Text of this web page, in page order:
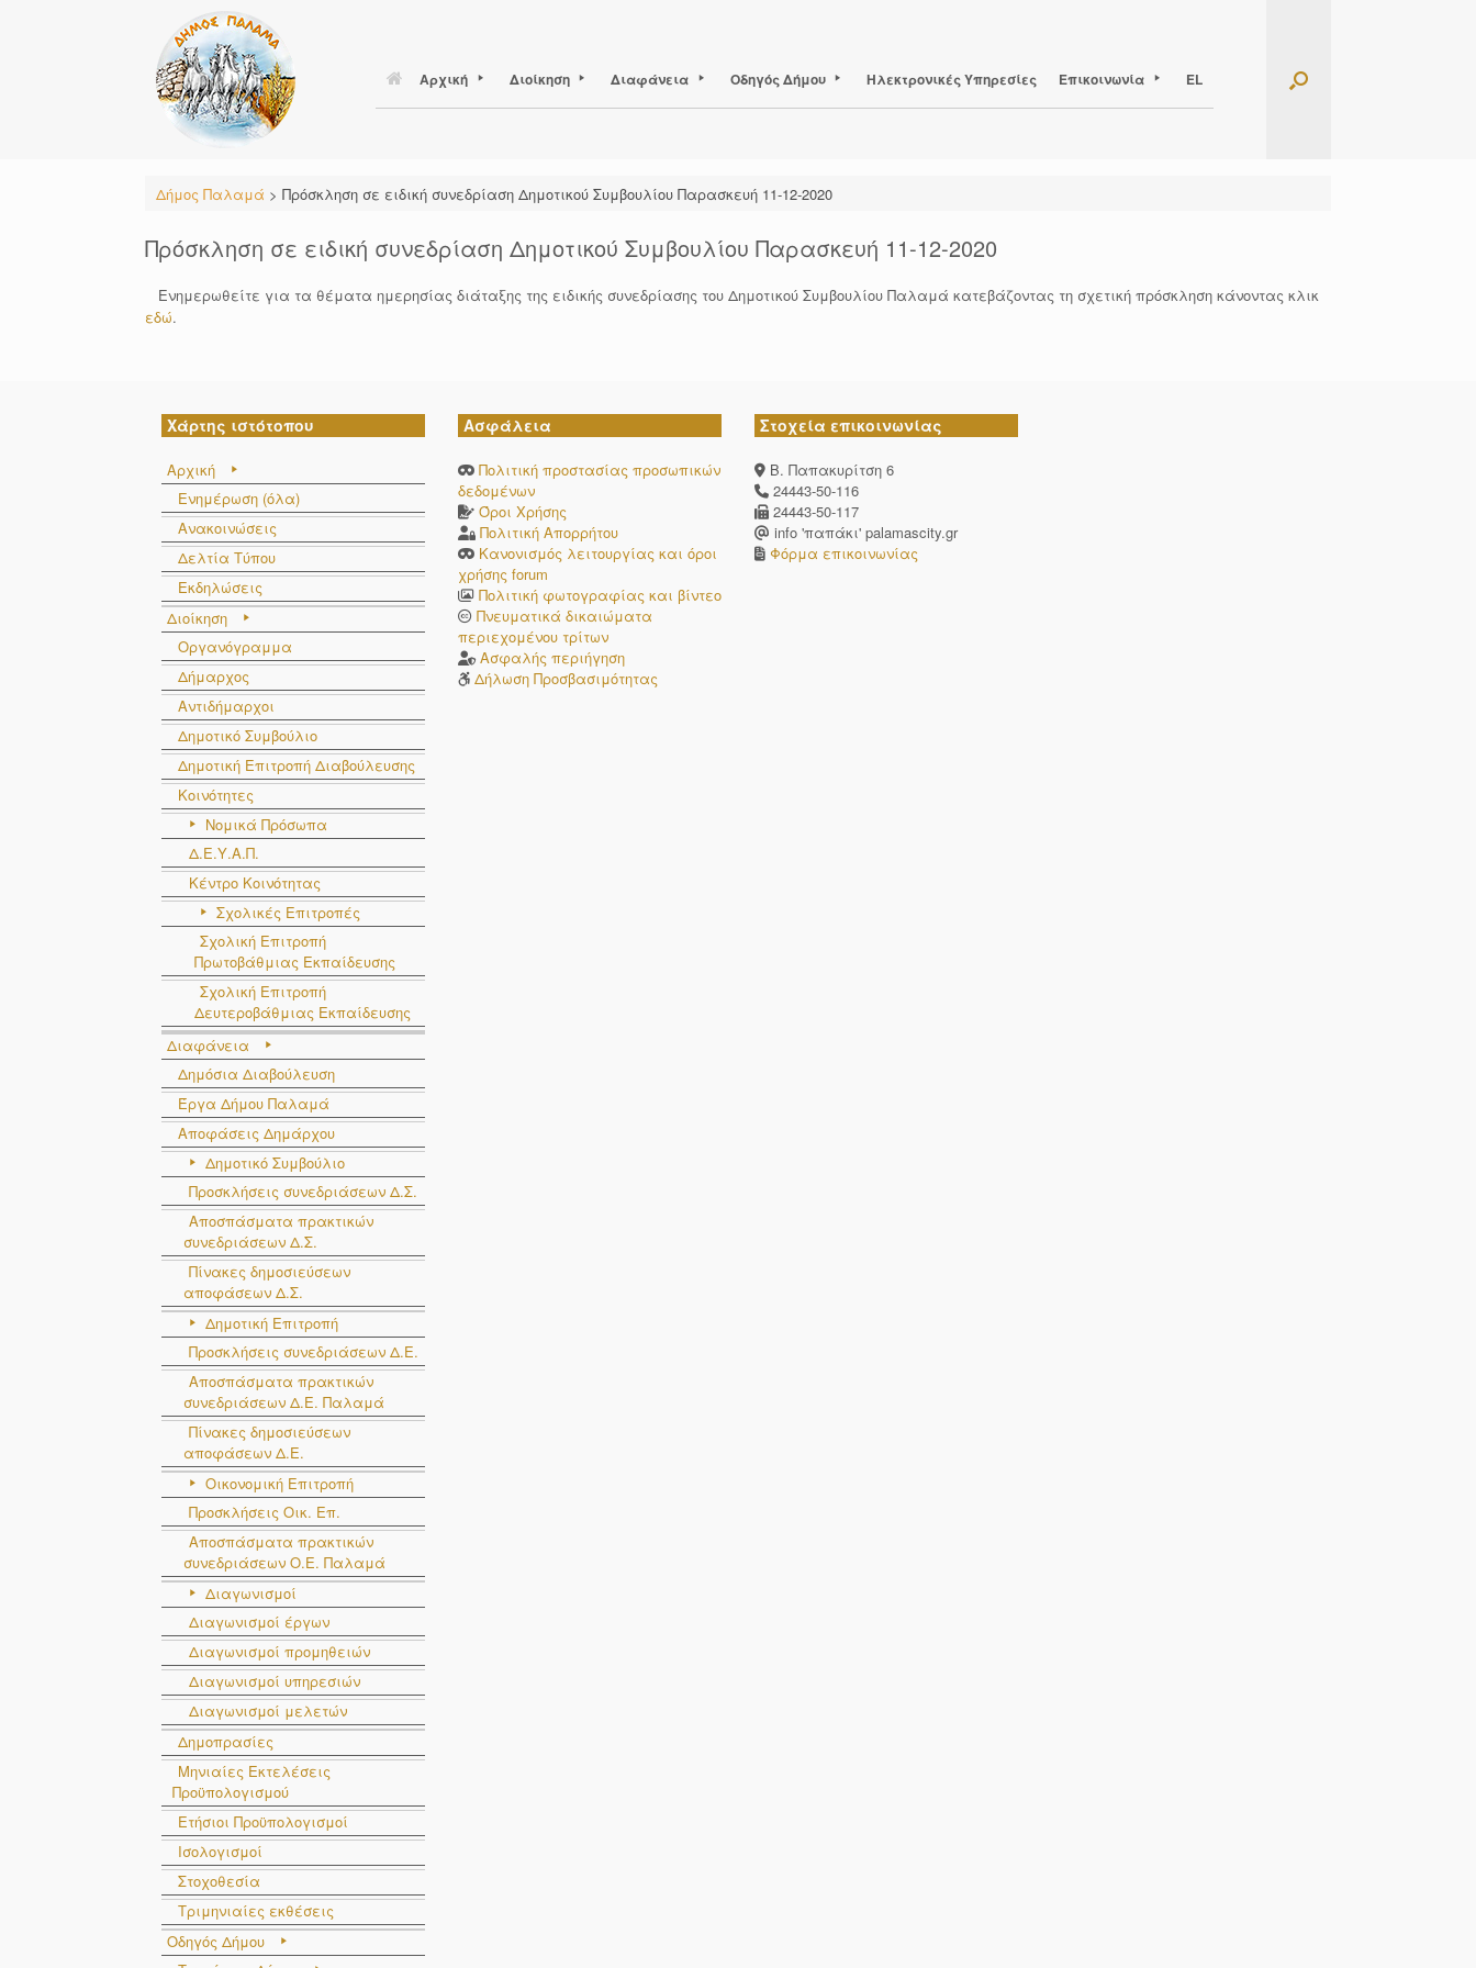
Αρχική Διοίκηση Διαφάνεια Οδηγός Δήμου Ηλεκτρονικές Υπηρεσίες Επικοινωνία EL
Δήμος Παλαμά > Πρόσκληση σε ειδική συνεδρίαση Δημοτικού Συμβουλίου Παρασκευή 11-12-2020
Πρόσκληση σε ειδική συνεδρίαση Δημοτικού Συμβουλίου Παρασκευή 11-12-2020
Ενημερωθείτε για τα θέματα ημερησίας διάταξης της ειδικής συνεδρίασης του Δημοτικού Συμβουλίου Παλαμά κατεβάζοντας τη σχετική πρόσκληση κάνοντας κλικ
εδώ.
Χάρτης ιστότοπου
Αρχική
Ενημέρωση (όλα)
Ανακοινώσεις
Δελτία Τύπου
Εκδηλώσεις
Διοίκηση
Οργανόγραμμα
Δήμαρχος
Αντιδήμαρχοι
Δημοτικό Συμβούλιο
Δημοτική Επιτροπή Διαβούλευσης
Κοινότητες
Νομικά Πρόσωπα
Δ.Ε.Υ.Α.Π.
Κέντρο Κοινότητας
Σχολικές Επιτροπές
Σχολική Επιτροπή
Πρωτοβάθμιας Εκπαίδευσης
Σχολική Επιτροπή
Δευτεροβάθμιας Εκπαίδευσης
Διαφάνεια
Δημόσια Διαβούλευση
Έργα Δήμου Παλαμά
Αποφάσεις Δημάρχου
Δημοτικό Συμβούλιο
Προσκλήσεις συνεδριάσεων Δ.Σ.
Αποσπάσματα πρακτικών
συνεδριάσεων Δ.Σ.
Πίνακες δημοσιεύσεων
αποφάσεων Δ.Σ.
Δημοτική Επιτροπή
Προσκλήσεις συνεδριάσεων Δ.Ε.
Αποσπάσματα πρακτικών
συνεδριάσεων Δ.E. Παλαμά
Πίνακες δημοσιεύσεων
αποφάσεων Δ.Ε.
Οικονομική Επιτροπή
Προσκλήσεις Οικ. Επ.
Αποσπάσματα πρακτικών
συνεδριάσεων Ο.E. Παλαμά
Διαγωνισμοί
Διαγωνισμοί έργων
Διαγωνισμοί προμηθειών
Διαγωνισμοί υπηρεσιών
Διαγωνισμοί μελετών
Δημοπρασίες
Μηνιαίες Εκτελέσεις
Προϋπολογισμού
Ετήσιοι Προϋπολογισμοί
Ισολογισμοί
Στοχοθεσία
Τριμηνιαίες εκθέσεις
Οδηγός Δήμου
Ασφάλεια
Πολιτική προστασίας προσωπικών
δεδομένων
Όροι Χρήσης
Πολιτική Απορρήτου
Κανονισμός λειτουργίας και όροι
χρήσης forum
Πολιτική φωτογραφίας και βίντεο
Πνευματικά δικαιώματα
περιεχομένου τρίτων
Ασφαλής περιήγηση
Δήλωση Προσβασιμότητας
Στοχεία επικοινωνίας
Β. Παπακυρίτση 6
24443-50-116
24443-50-117
info 'παπάκι' palamascity.gr
Φόρμα επικοινωνίας